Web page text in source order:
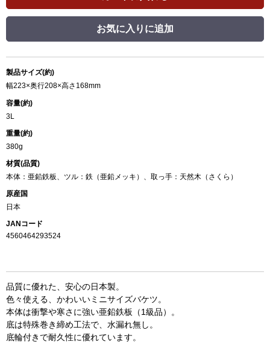
お気に入りに追加
製品サイズ(約)
幅223×奥行208×高さ168mm
容量(約)
3L
重量(約)
380g
材質(品質)
本体：亜鉛鉄板、ツル：鉄（亜鉛メッキ）、取っ手：天然木（さくら）
原産国
日本
JANコード
4560464293524
品質に優れた、安心の日本製。
色々使える、かわいいミニサイズバケツ。
本体は衝撃や寒さに強い亜鉛鉄板（1級品）。
底は特殊巻き締め工法で、水漏れ無し。
底輪付きで耐久性に優れています。